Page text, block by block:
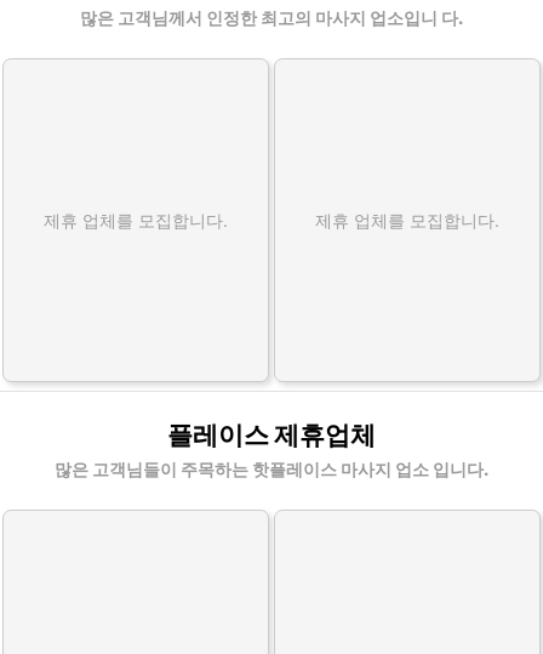
많은 고객님께서 인정한 최고의 마사지 업소입니 다.
제휴 업체를 모집합니다. 제휴 업체를 모집합니다.
플레이스 제휴업체
많은 고객님들이 주목하는 핫플레이스 마사지 업소 입니다.